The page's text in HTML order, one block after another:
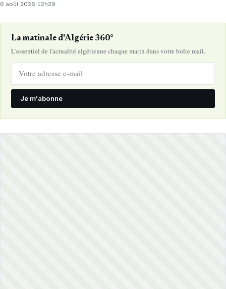
6 août 2026·12h29
La matinale d'Algérie 360°
L'essentiel de l'actualité algérienne chaque matin dans votre boîte mail.
Je m'abonne